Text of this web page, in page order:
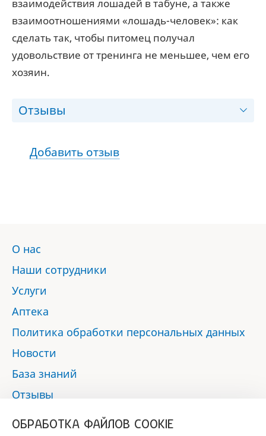
взаимодействия лошадей в табуне, а также
взаимоотношениями «лошадь-человек»: как
сделать так, чтобы питомец получал
удовольствие от тренинга не меньшее, чем его
хозяин.
Отзывы
Добавить отзыв
О нас
Наши сотрудники
Услуги
Аптека
Политика обработки персональных данных
Новости
База знаний
Отзывы
ОБРАБОТКА ФАЙЛОВ COOKIE